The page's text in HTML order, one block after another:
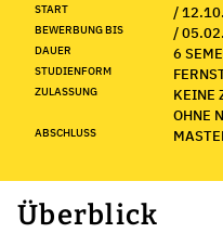
START /
BEWERBUNG BIS /
DAUER 6
STUDIENFORM
ZULASSUNG
KEINE
OHNE
ABSCHLUSS
Überblick